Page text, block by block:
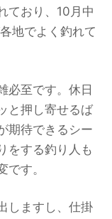
ており、10月中
地でよく釣れて
必至です。休日
と押し寄せるば
期待できるシー
をする釣り人も
す。
しますし、仕掛